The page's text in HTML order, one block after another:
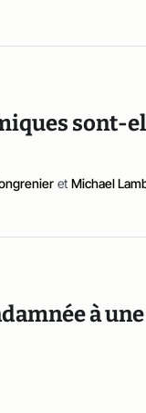
sont-
et Michael
à